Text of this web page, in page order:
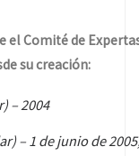
Comité de Expertas
su creación:
– 2004
– 1 de junio de